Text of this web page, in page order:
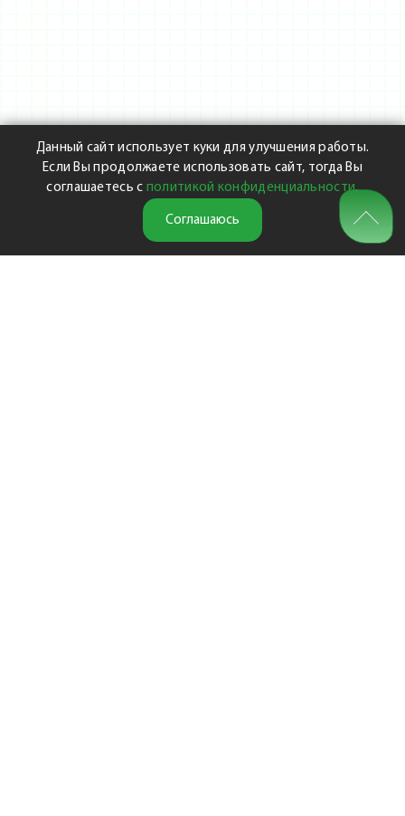
Данный сайт использует куки для улучшения работы.
Если Вы продолжаете использовать сайт, тогда Вы
соглашаетесь с политикой конфиденциальности.
Соглашаюсь